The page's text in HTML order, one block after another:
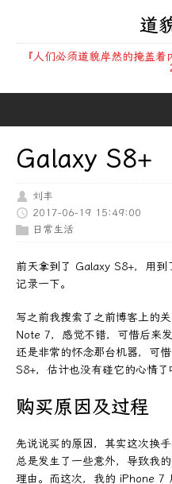
道
『人们必须道貌岸然的掩盖
Galaxy S8+
刘丰
2017-06-19 15:49:00
日常生活
前天拿到了 Galaxy S8+，用到
记录一下。
写之前我搜索了之前博客上的
Note 7，感觉不错，可惜后来
还是非常的怀念那台机器，可
S8+，估计也没有碰它的心情了
购买原因及过程
先说说买的原因，其实这次换
总是发生了一些意外，导致我
理由。而这次，我的 iPhone 7